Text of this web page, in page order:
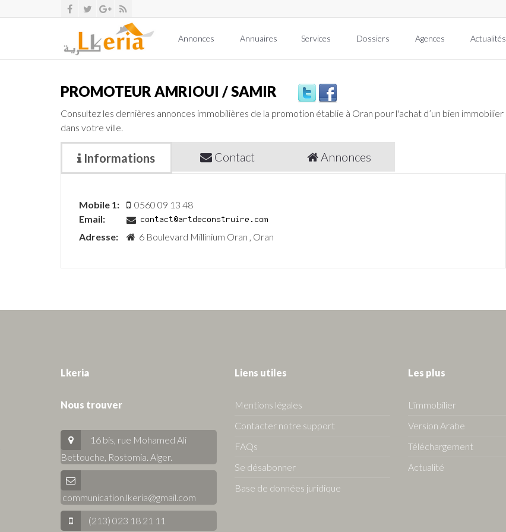
Annonces Annuaires Services Dossiers Agences Actualités
PROMOTEUR AMRIOUI / SAMIR
Consultez les dernières annonces immobilières de la promotion établie à Oran pour l'achat d’un bien immobilier
dans votre ville.
Informations Contact Annonces
Mobile 1:
0560 09 13 48
Email:
Adresse:
6 Boulevard Millinium Oran , Oran
Lkeria
Nous trouver
16 bis, rue Mohamed Ali
Bettouche, Rostomia. Alger.
communication.lkeria@gmail.com
(213) 023 18 21 11
Liens utiles
Mentions légales
Contacter notre support
FAQs
Se désabonner
Base de données juridique
Les plus
L'immobilier
Version Arabe
Téléchargement
Actualité